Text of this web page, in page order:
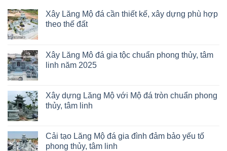
Xây Lăng Mộ đá cần thiết kế, xây dựng phù hợp
theo thế đất
Xây Lăng Mô đá gia tộc chuẩn phong thủy, tâm
linh năm 2025
Xây dựng Lăng Mộ với Mộ đá tròn chuẩn phong
thủy, tâm linh
Cải tạo Lăng Mộ đá gia đình đảm bảo yếu tố
phong thủy, tâm linh